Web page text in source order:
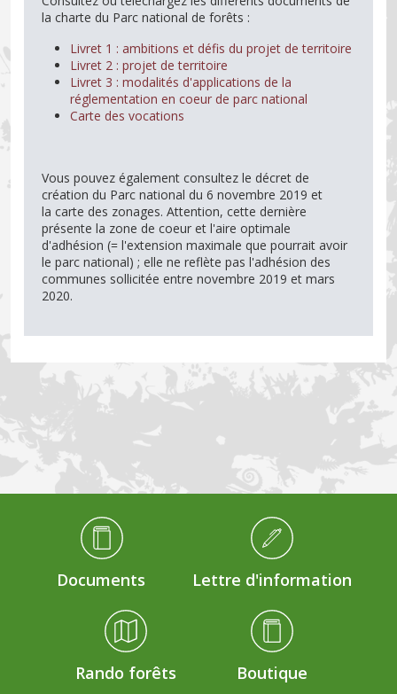
la charte du Parc national de forêts :
Livret 1 : ambitions et défis du projet de territoire
Livret 2 : projet de territoire
Livret 3 : modalités d'applications de la
réglementation en coeur de parc national
Carte des vocations
Vous pouvez également consultez le décret de
création du Parc national du 6 novembre 2019 et
la carte des zonages. Attention, cette dernière
présente la zone de coeur et l'aire optimale
d'adhésion (= l'extension maximale que pourrait avoir
le parc national) ; elle ne reflète pas l'adhésion des
communes sollicitée entre novembre 2019 et mars
2020.
Médiathèque Footer
Documents Lettre d'information
Rando forêts Boutique